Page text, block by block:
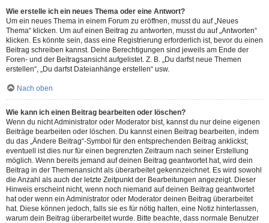
Wie erstelle ich ein neues Thema oder eine Antwort?
Um ein neues Thema in einem Forum zu eröffnen, musst du auf „Neues
Thema“ klicken. Um auf einen Beitrag zu antworten, musst du auf „Antworten“
klicken. Es könnte sein, dass eine Registrierung erforderlich ist, bevor du einen
Beitrag schreiben kannst. Deine Berechtigungen sind jeweils am Ende der
Foren- und der Beitragsansicht aufgelistet. Z. B. „Du darfst neue Themen
erstellen“, „Du darfst Dateianhänge erstellen“ usw.
Nach oben
Wie kann ich einen Beitrag bearbeiten oder löschen?
Wenn du nicht Administrator oder Moderator bist, kannst du nur deine eigenen
Beiträge bearbeiten oder löschen. Du kannst einen Beitrag bearbeiten, indem
du das „Ändere Beitrag“-Symbol für den entsprechenden Beitrag anklickst;
eventuell ist dies nur für einen begrenzten Zeitraum nach seiner Erstellung
möglich. Wenn bereits jemand auf deinen Beitrag geantwortet hat, wird dein
Beitrag in der Themenansicht als überarbeitet gekennzeichnet. Es wird sowohl
die Anzahl als auch der letzte Zeitpunkt der Bearbeitungen angezeigt. Dieser
Hinweis erscheint nicht, wenn noch niemand auf deinen Beitrag geantwortet
hat oder wenn ein Administrator oder Moderator deinen Beitrag überarbeitet
hat. Diese können jedoch, falls sie es für nötig halten, eine Notiz hinterlassen,
warum dein Beitrag überarbeitet wurde. Bitte beachte, dass normale Benutzer